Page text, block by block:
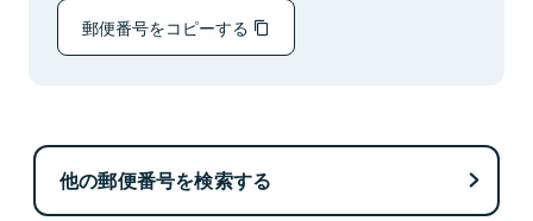
郵便番号をコピーする
他の郵便番号を検索する